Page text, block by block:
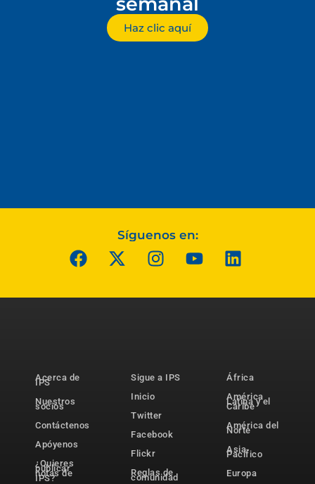
Haz clic aquí
Síguenos en:
Acerca de
IPS
Nuestros
socios
Contáctenos
Apóyenos
¿Quieres
publicar
notas de
IPS?
Sigue a IPS
Inicio
Twitter
Facebook
Flickr
Reglas de
comunidad
África
América
Latina y el
Caribe
América del
Norte
Asia-
Pacífico
Europa